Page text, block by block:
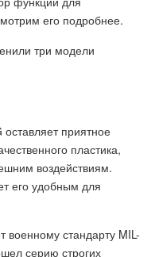
его подробнее.
приятное
пластика,
воздействиям.
его удобным для
военному стандарту MIL-
серию строгих